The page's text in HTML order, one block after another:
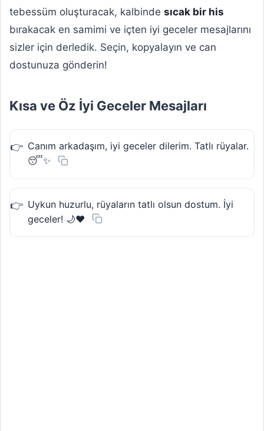
tebessüm oluşturacak, kalbinde sıcak bir his
bırakacak en samimi ve içten iyi geceler mesajlarını
sizler için derledik. Seçin, kopyalayın ve can
dostunuza gönderin!
Kısa ve Öz İyi Geceler Mesajları
Canım arkadaşım, iyi geceler dilerim. Tatlı rüyalar.
😴✨
Uykun huzurlu, rüyaların tatlı olsun dostum. İyi
geceler! 🌙❤️